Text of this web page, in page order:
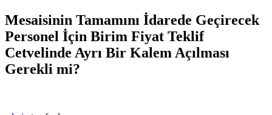
Mesaisinin Tamamını İdarede Geçirecek
Personel İçin Birim Fiyat Teklif
Cetvelinde Ayrı Bir Kalem Açılması
Gerekli mi?